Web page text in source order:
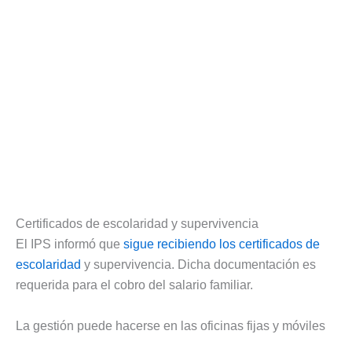
Certificados de escolaridad y supervivencia
El IPS informó que sigue recibiendo los certificados de
escolaridad y supervivencia. Dicha documentación es
requerida para el cobro del salario familiar.
La gestión puede hacerse en las oficinas fijas y móviles